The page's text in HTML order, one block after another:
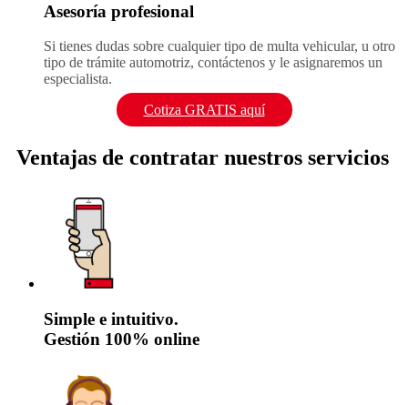
Asesoría profesional
Si tienes dudas sobre cualquier tipo de multa vehicular, u otro
tipo de trámite automotriz, contáctenos y le asignaremos un
especialista.
Cotiza GRATIS aquí
Ventajas de contratar nuestros servicios
Simple e intuitivo.
Gestión 100% online